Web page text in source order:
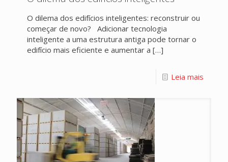
O dilema dos edifícios inteligentes: reconstruir ou
começar de novo? Adicionar tecnologia
inteligente a uma estrutura antiga pode tornar o
edifício mais eficiente e aumentar a […]
Leia mais